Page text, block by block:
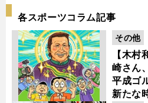
各スポーツコラム記事
【木
崎さん
平成ゴ
新たな
その他